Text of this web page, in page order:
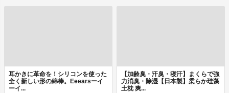
耳かきに革命を！シリコンを使った
全く新しい形の綿棒。Eeearsーイ
ーイ...
【加齢臭・汗臭・寝汗】まくらで強
力消臭・除湿【日本製】柔らか珪藻
土枕 爽...